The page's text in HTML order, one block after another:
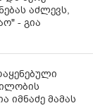
აძლევს,
- გია
იმნაძე მამას